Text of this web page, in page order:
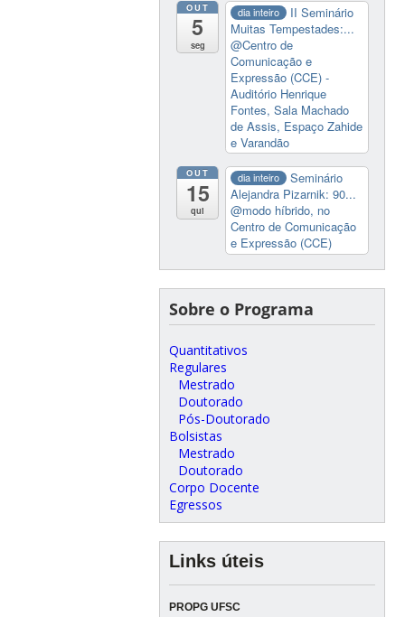
OUT
5
seg
dia inteiro
II Seminário
Muitas Tempestades:...
@Centro de
Comunicação e
Expressão (CCE) -
Auditório Henrique
Fontes, Sala Machado
de Assis, Espaço Zahide
e Varandão
OUT
15
qui
dia inteiro
Seminário
Alejandra Pizarnik: 90...
@modo híbrido, no
Centro de Comunicação
e Expressão (CCE)
Sobre o Programa
Quantitativos
Regulares
Mestrado
Doutorado
Pós-Doutorado
Bolsistas
Mestrado
Doutorado
Corpo Docente
Egressos
Links úteis
PROPG UFSC